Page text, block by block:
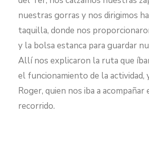
nuestras gorras y nos dirigimos
taquilla, donde nos
y la bolsa estanca para guardar
Allí nos explicaron la ruta que
el funcionamiento de la actividad,
Roger, quien nos iba a
recorrido.